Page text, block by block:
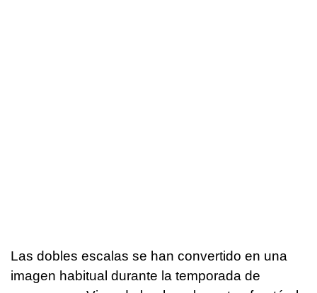
Las dobles escalas se han convertido en una
imagen habitual durante la temporada de